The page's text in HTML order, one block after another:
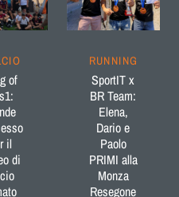
of
il
di
RUNNING
SportIT x
BR Team:
Elena,
Dario e
Paolo
PRIMI alla
Monza
Resegone